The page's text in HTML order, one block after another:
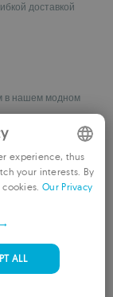
доставкой
в нашем модном
самовывоз
ENGLISH
experience, thus
your interests. By
Our Privacy
ALL